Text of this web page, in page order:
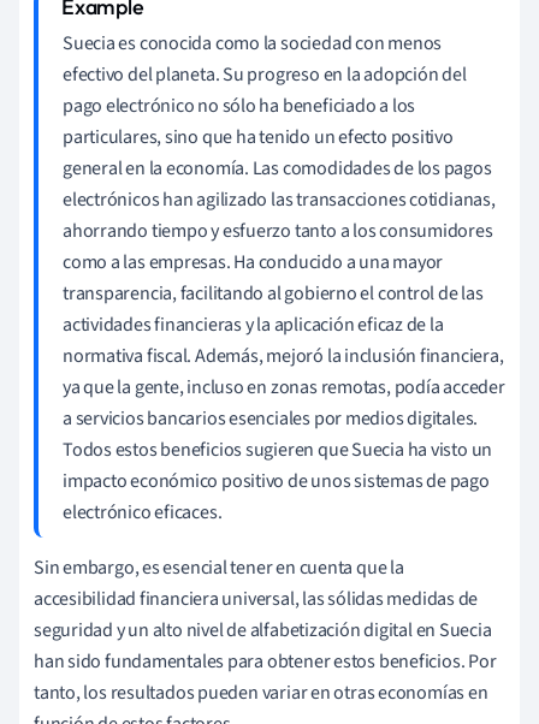
Suecia es conocida como la sociedad con menos
efectivo del planeta. Su progreso en la adopción del
pago electrónico no sólo ha beneficiado a los
particulares, sino que ha tenido un efecto positivo
general en la economía. Las comodidades de los pagos
electrónicos han agilizado las transacciones cotidianas,
ahorrando tiempo y esfuerzo tanto a los consumidores
como a las empresas. Ha conducido a una mayor
transparencia, facilitando al gobierno el control de las
actividades financieras y la aplicación eficaz de la
normativa fiscal. Además, mejoró la inclusión financiera,
ya que la gente, incluso en zonas remotas, podía acceder
a servicios bancarios esenciales por medios digitales.
Todos estos beneficios sugieren que Suecia ha visto un
impacto económico positivo de unos sistemas de pago
electrónico eficaces.
Sin embargo, es esencial tener en cuenta que la
accesibilidad financiera universal, las sólidas medidas de
seguridad y un alto nivel de alfabetización digital en Suecia
han sido fundamentales para obtener estos beneficios. Por
tanto, los resultados pueden variar en otras economías en